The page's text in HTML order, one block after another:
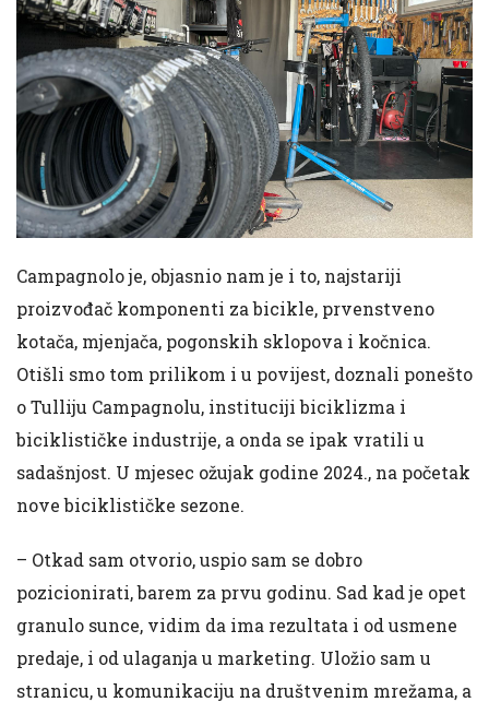
Campagnolo je, objasnio nam je i to, najstariji
proizvođač komponenti za bicikle, prvenstveno
kotača, mjenjača, pogonskih sklopova i kočnica.
Otišli smo tom prilikom i u povijest, doznali ponešto
o Tulliju Campagnolu, instituciji biciklizma i
biciklističke industrije, a onda se ipak vratili u
sadašnjost. U mjesec ožujak godine 2024., na početak
nove biciklističke sezone.
– Otkad sam otvorio, uspio sam se dobro
pozicionirati, barem za prvu godinu. Sad kad je opet
granulo sunce, vidim da ima rezultata i od usmene
predaje, i od ulaganja u marketing. Uložio sam u
stranicu, u komunikaciju na društvenim mrežama, a